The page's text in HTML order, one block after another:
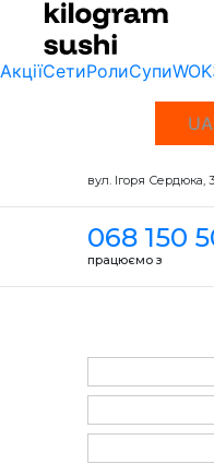
АкціїСетиРолиСупиWOK
UA
вул. Ігоря Сердюка,
068 150
працюємо з